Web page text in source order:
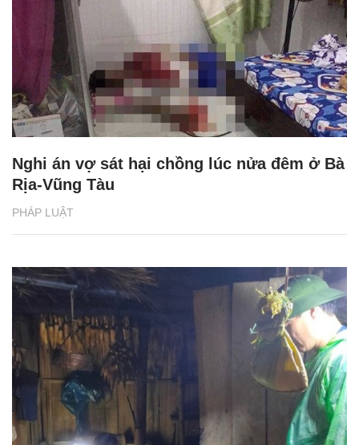
PHÁP LUẬT
Nghi án vợ sát hại chồng lúc nửa đêm ở Bà
Rịa-Vũng Tàu